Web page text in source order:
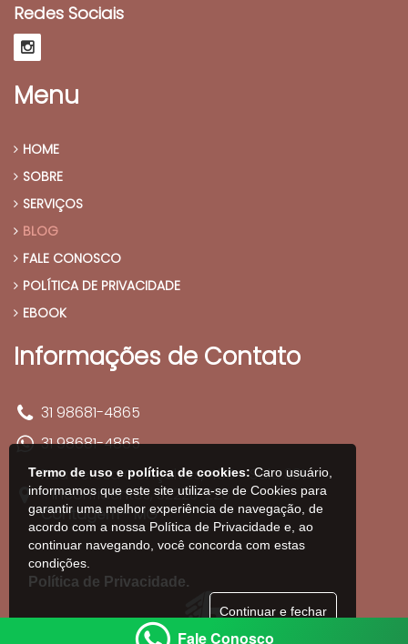
Termo de uso e política de cookies: Caro usuário,
informamos que este site utiliza-se de Cookies para
garantir uma melhor experiência de navegação, de
acordo com a nossa Política de Privacidade e, ao
continuar navegando, você concorda com estas
condições.
Política de Privacidade.
Continuar e fechar
Redes Sociais
Menu
HOME
SOBRE
SERVIÇOS
BLOG
FALE CONOSCO
POLÍTICA DE PRIVACIDADE
EBOOK
Informações de Contato
31 98681-4865
31 98681-4865
Rua Tereza Gonçalves, 405 - Sala 301
- Inconfidentes, 32223-220
Contagem - MG
Fale Conosco